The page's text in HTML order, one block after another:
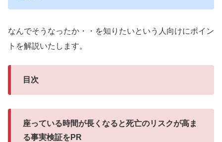
なんでそうなったか・・を知りたいという人向けにポイン
トを解説いたします。
目次
座っている時間が長くなると死亡のリスクが高ま
る事実検証をPR